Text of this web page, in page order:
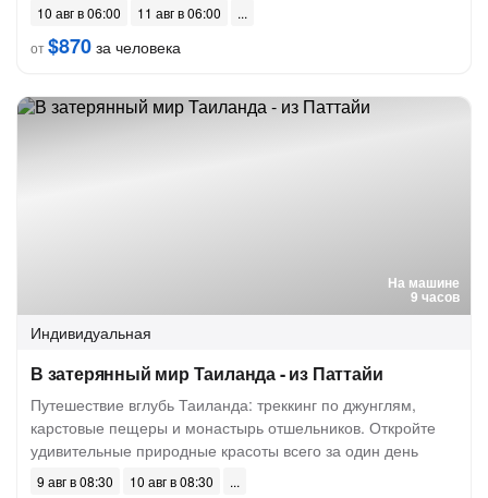
10 авг в 06:00
11 авг в 06:00
от$870 за человека
На машине
9 часов
Индивидуальная
В затерянный мир Таиланда - из Паттайи
Путешествие вглубь Таиланда: треккинг по джунглям,
карстовые пещеры и монастырь отшельников. Откройте
удивительные природные красоты всего за один день
9 авг в 08:30
10 авг в 08:30